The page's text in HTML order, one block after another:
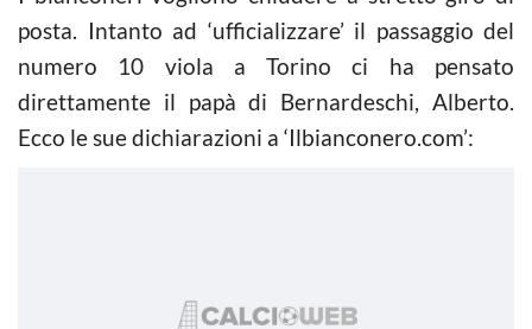
posta. Intanto ad ‘ufficializzare’ il passaggio del
numero 10 viola a Torino ci ha pensato
direttamente il papà di Bernardeschi, Alberto.
Ecco le sue dichiarazioni a ‘Ilbianconero.com’: